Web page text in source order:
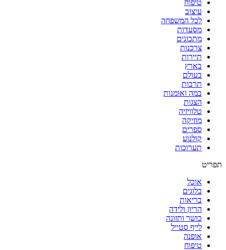
טיפוח
עיצוב
לכל המשפחה
מסעדות
מתכונים
צרכנות
תיירות
בארץ
בעולם
תרבות
במה ואומנות
הצגות
טלוויזיה
מוזיקה
ספרים
קולנוע
תערוכות
תפריט
אוכל
בלוגים
בריאות
הריון ולידה
כושר ותזונה
לייף סטייל
אופנה
טיפוח